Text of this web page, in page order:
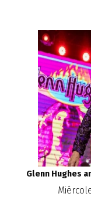
Glenn Hughes